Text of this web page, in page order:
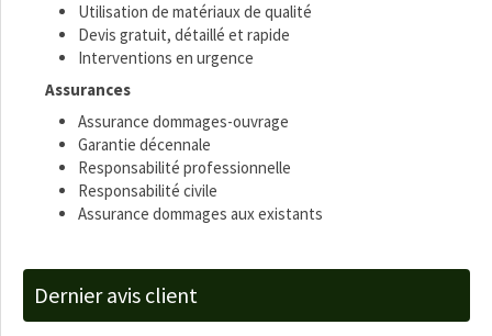
Utilisation de matériaux de qualité
Devis gratuit, détaillé et rapide
Interventions en urgence
Assurances
Assurance dommages-ouvrage
Garantie décennale
Responsabilité professionnelle
Responsabilité civile
Assurance dommages aux existants
Dernier avis client